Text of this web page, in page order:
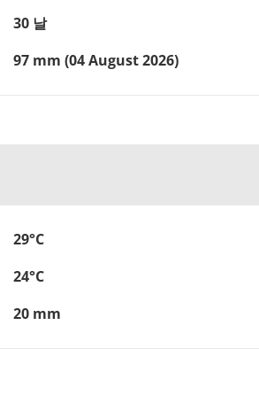
30 날
97 mm (04 August 2026)
29°C
24°C
20 mm